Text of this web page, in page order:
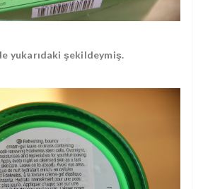
yukarıdaki şekildeymiş.